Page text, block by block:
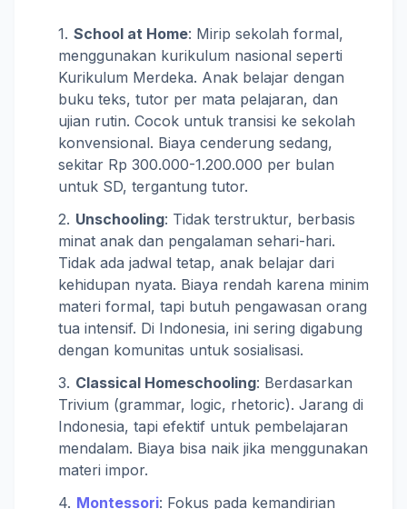
School at Home: Mirip sekolah formal,
menggunakan kurikulum nasional seperti
Kurikulum Merdeka. Anak belajar dengan
buku teks, tutor per mata pelajaran, dan
ujian rutin. Cocok untuk transisi ke sekolah
konvensional. Biaya cenderung sedang,
sekitar Rp 300.000-1.200.000 per bulan
untuk SD, tergantung tutor.
Unschooling: Tidak terstruktur, berbasis
minat anak dan pengalaman sehari-hari.
Tidak ada jadwal tetap, anak belajar dari
kehidupan nyata. Biaya rendah karena minim
materi formal, tapi butuh pengawasan orang
tua intensif. Di Indonesia, ini sering digabung
dengan komunitas untuk sosialisasi.
Classical Homeschooling: Berdasarkan
Trivium (grammar, logic, rhetoric). Jarang di
Indonesia, tapi efektif untuk pembelajaran
mendalam. Biaya bisa naik jika menggunakan
materi impor.
Montessori: Fokus pada kemandirian